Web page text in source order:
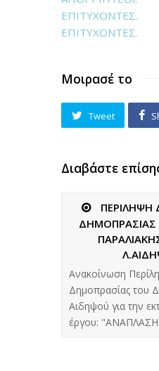
ΕΠΙΤΥΧΟΝΤΕΣ.
ΕΠΙΤΥΧΟΝΤΕΣ.
Μοιρασέ το
Tweet
Διαβάστε
ΠΕΡΙΛΗΨΗ
Ανακοίνωση
Δημοπρασίας του
Αιδηψού για την
έργου: